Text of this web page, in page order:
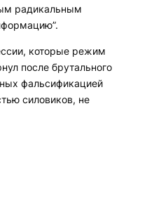
радикальным
которые режим
после брутального
фальсификацией
силовиков, не